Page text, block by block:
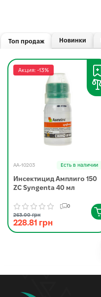
Топ продаж Новинки
Акция: -13%
AA-10203 Есть в наличии
Инсектицид Амплиго 150
ZC Syngenta 40 мл
0
263.00 грн
228.81 грн